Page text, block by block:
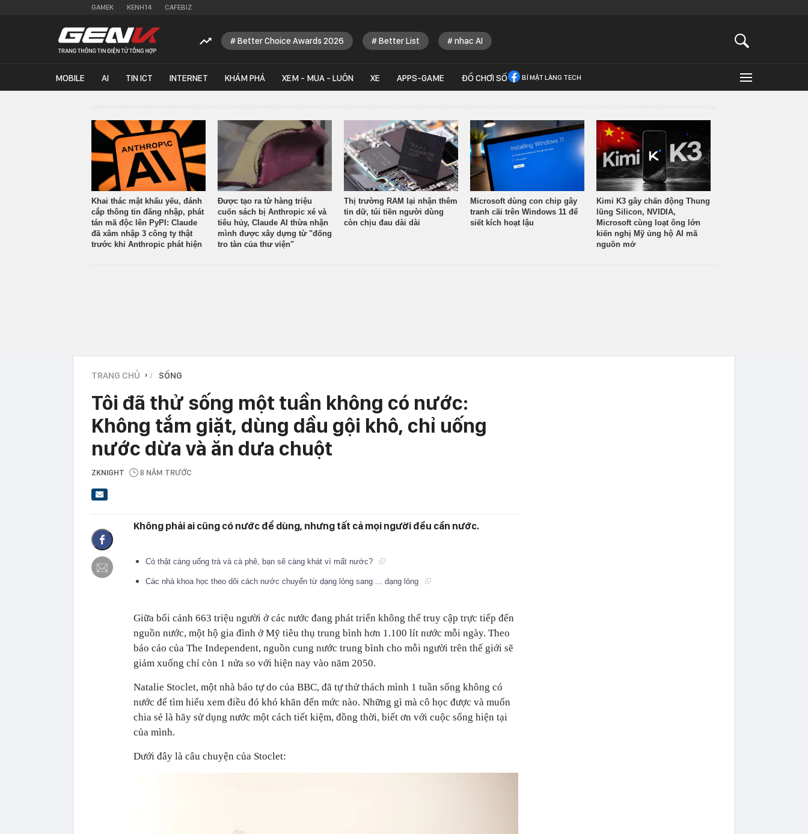
GAMEK KENH14 CAFEBIZ
Better Choice Awards 2026 Better List nhạc AI
MOBILE AI TIN ICT INTERNET KHÁM PHÁ XEM - MUA - LUÔN XE APPS-GAME ĐỒ CHƠI SỐ BÍ MẬT LÀNG TECH
Khai thác mật khẩu yếu, đánh
cắp thông tin đăng nhập, phát
tán mã độc lên PyPI: Claude
đã xâm nhập 3 công ty thật
trước khi Anthropic phát hiện
Được tạo ra từ hàng triệu
cuốn sách bị Anthropic xé và
tiêu hủy, Claude AI thừa nhận
mình được xây dựng từ "đống
tro tàn của thư viện"
Thị trường RAM lại nhận thêm
tin dữ, túi tiền người dùng
còn chịu đau dài dài
Microsoft dùng con chip gây
tranh cãi trên Windows 11 để
siết kích hoạt lậu
Kimi K3 gây chấn động Thung
lũng Silicon, NVIDIA,
Microsoft cùng loạt ông lớn
kiến nghị Mỹ ủng hộ AI mã
nguồn mở
TRANG CHỦ › SỐNG
Tôi đã thử sống một tuần không có nước:
Không tắm giặt, dùng dầu gội khô, chỉ uống
nước dừa và ăn dưa chuột
ZKNIGHT 8 NĂM TRƯỚC
Không phải ai cũng có nước để dùng, nhưng tất cả mọi người đều cần nước.
Có thật càng uống trà và cà phê, bạn sẽ càng khát vì mất nước?
Các nhà khoa học theo dõi cách nước chuyển từ dạng lỏng sang ... dạng lỏng
Giữa bối cảnh 663 triệu người ở các nước đang phát triển không thể truy cập trực tiếp đến
nguồn nước, một hộ gia đình ở Mỹ tiêu thụ trung bình hơn 1.100 lít nước mỗi ngày. Theo
báo cáo của The Independent, nguồn cung nước trung bình cho mỗi người trên thế giới sẽ
giảm xuống chỉ còn 1 nửa so với hiện nay vào năm 2050.
Natalie Stoclet, một nhà báo tự do của BBC, đã tự thử thách mình 1 tuần sống không có
nước để tìm hiểu xem điều đó khó khăn đến mức nào. Những gì mà cô học được và muốn
chia sẻ là hãy sử dụng nước một cách tiết kiệm, đồng thời, biết ơn với cuộc sống hiện tại
của mình.
Dưới đây là câu chuyện của Stoclet: